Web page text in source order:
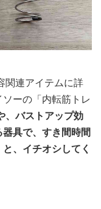
関連アイテムに詳
ーの「内転筋トレ
、バストアップ効
具で、すき間時間
、イチオシしてく